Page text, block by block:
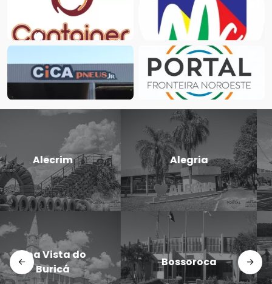
Candido
Godói
Cerro Largo
Dezesseis de
Novembro
Doutor
Maurício
Cardoso